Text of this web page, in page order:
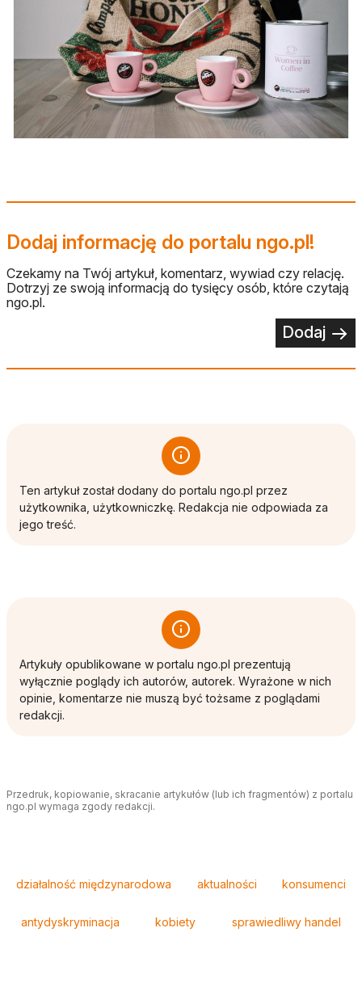
Dodaj informację do portalu ngo.pl!
Czekamy na Twój artykuł, komentarz, wywiad czy relację.
Dotrzyj ze swoją informacją do tysięcy osób, które czytają
ngo.pl.
Dodaj
Ten artykuł został dodany do portalu ngo.pl przez
użytkownika, użytkowniczkę. Redakcja nie odpowiada za
jego treść.
Artykuły opublikowane w portalu ngo.pl prezentują
wyłącznie poglądy ich autorów, autorek. Wyrażone w nich
opinie, komentarze nie muszą być tożsame z poglądami
redakcji.
Przedruk, kopiowanie, skracanie artykułów (lub ich fragmentów) z portalu
ngo.pl wymaga zgody redakcji.
działalność międzynarodowa aktualności konsumenci
antydyskryminacja kobiety sprawiedliwy handel